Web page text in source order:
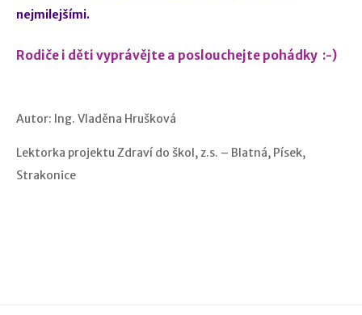
nejmilejšími.
Rodiče i děti vyprávějte a poslouchejte pohádky :-)
Autor: Ing. Vladěna Hrušková
Lektorka projektu Zdraví do škol, z.s. – Blatná, Písek,
Strakonice